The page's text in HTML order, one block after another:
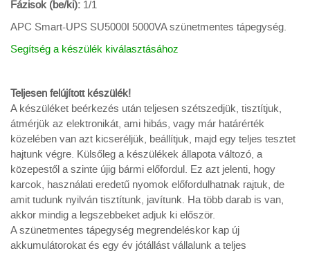
Fázisok (be/ki): 1/1
APC Smart-UPS SU5000I 5000VA szünetmentes tápegység.
Segítség a készülék kiválasztásához
Teljesen felújított készülék!
A készüléket beérkezés után teljesen szétszedjük, tisztítjuk,
átmérjük az elektronikát, ami hibás, vagy már határérték
közelében van azt kicseréljük, beállítjuk, majd egy teljes tesztet
hajtunk végre. Külsőleg a készülékek állapota változó, a
közepestől a szinte újig bármi előfordul. Ez azt jelenti, hogy
karcok, használati eredetű nyomok előfordulhatnak rajtuk, de
amit tudunk nyilván tisztítunk, javítunk. Ha több darab is van,
akkor mindig a legszebbeket adjuk ki először.
A szünetmentes tápegység megrendeléskor kap új
akkumulátorokat és egy év jótállást vállalunk a teljes